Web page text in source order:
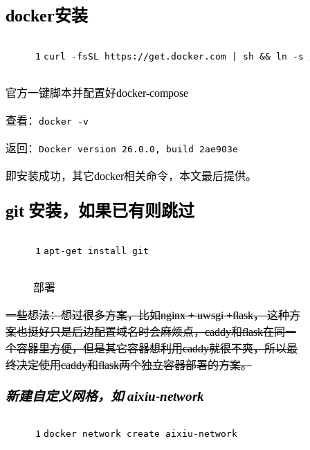
docker安装
1 curl -fsSL https://get.docker.com | sh && ln -s
官方一键脚本并配置好docker-compose
查看： docker -v
返回： Docker version 26.0.0, build 2ae903e
即安装成功，其它docker相关命令，本文最后提供。
git 安装，如果已有则跳过
1 apt-get install git
部署
一些想法：想过很多方案，比如nginx + uwsgi +flask， 这种方
案也挺好只是后边配置域名时会麻烦点，caddy和flask在同一
个容器里方便，但是其它容器想利用caddy就很不爽，所以最
终决定使用caddy和flask两个独立容器部署的方案。
新建自定义网格，如 aixiu-network
1 docker network create aixiu-network